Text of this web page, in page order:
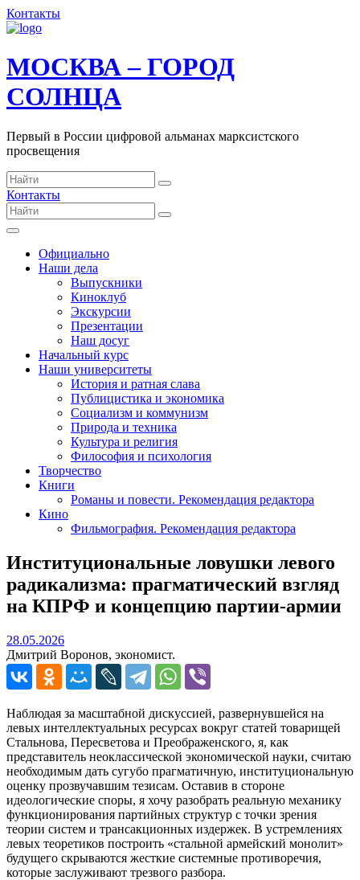
Контакты
МОСКВА – ГОРОД
СОЛНЦА
Первый в России цифровой альманах марксистского
просвещения
Контакты
Официально
Наши дела
Выпускники
Киноклуб
Экскурсии
Презентации
Наш досуг
Начальный курс
Наши университеты
История и ратная слава
Публицистика и экономика
Социализм и коммунизм
Природа и техника
Культура и религия
Философия и психология
Творчество
Книги
Романы и повести. Рекомендация редактора
Кино
Фильмография. Рекомендация редактора
Институциональные ловушки левого
радикализма: прагматический взгляд
на КПРФ и концепцию партии-армии
28.05.202628.05.2026
Дмитрий Воронов, экономист.
Наблюдая за масштабной дискуссией, развернувшейся на
левых интеллектуальных ресурсах вокруг статей товарищей
Стальнова, Пересветова и Преображенского, я, как
представитель неоклассической экономической науки, считаю
необходимым дать сугубо прагматичную, институциональную
оценку прозвучавшим тезисам. Оставив в стороне
идеологические споры, я хочу разобрать реальную механику
функционирования партийных структур с точки зрения
теории систем и трансакционных издержек. В устремлениях
левых теоретиков построить «стальной армейский монолит»
будущего скрываются жесткие системные противоречия,
которые заслуживают трезвого разбора.